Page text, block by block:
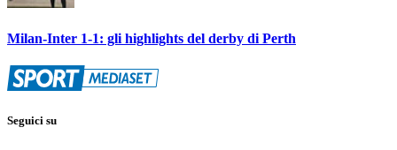
Milan-Inter 1-1: gli highlights del derby di Perth
Seguici su